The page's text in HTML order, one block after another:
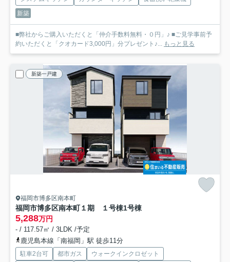
新築
■弊社からご購入いただくと「仲介手数料無料・０円」♪ ■ご見学事前予
約いただくと「クオカード3,000円」分プレゼント♪...
もっと見る
新築一戸建
福岡市博多区南本町
福岡市博多区南本町１期 １号棟1号棟
5,288万円
- / 117.57㎡ / 3LDK /予定
鹿児島本線「南福岡」駅 徒歩11分
駐車2台可 都市ガス
ウォークインクロゼット